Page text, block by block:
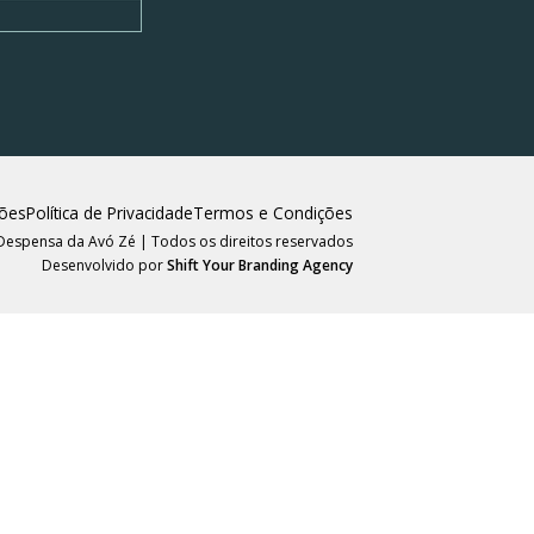
Política de PrivacidadeTermos e Condições
da Avó Zé | Todos os direitos reservados
Desenvolvido porShift Your Branding Agency